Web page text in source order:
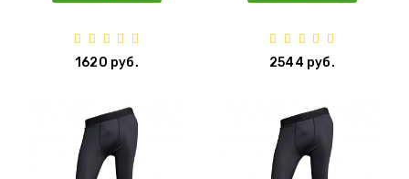
1620 руб. 2544 руб.